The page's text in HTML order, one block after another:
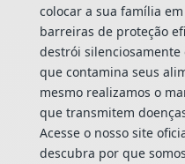
colocar a sua família
barreiras de proteção
destrói silenciosamente
que contamina seus
mesmo realizamos o
que transmitem
Acesse o nosso site
descubra por que